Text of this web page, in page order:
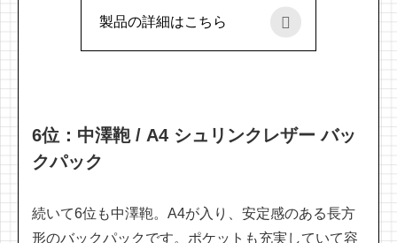
製品の詳細はこちら
6位：中澤鞄 / A4 シュリンクレザー バッ
クパック
続いて6位も中澤鞄。A4が入り、安定感のある長方
形のバックパックです。ポケットも充実していて容